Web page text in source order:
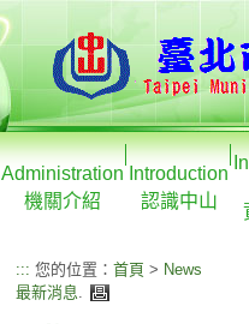
Administration
機關介紹
Introduction
認識中山
::: 您的位置： 首頁 > News
最新消息.